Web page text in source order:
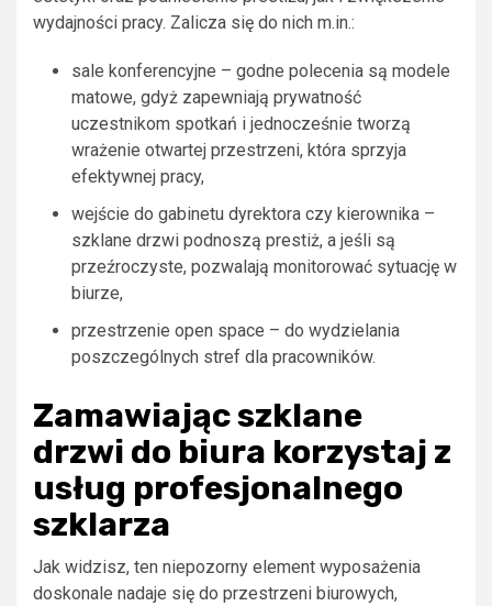
wydajności pracy. Zalicza się do nich m.in.:
sale konferencyjne – godne polecenia są modele
matowe, gdyż zapewniają prywatność
uczestnikom spotkań i jednocześnie tworzą
wrażenie otwartej przestrzeni, która sprzyja
efektywnej pracy,
wejście do gabinetu dyrektora czy kierownika –
szklane drzwi podnoszą prestiż, a jeśli są
przeźroczyste, pozwalają monitorować sytuację w
biurze,
przestrzenie open space – do wydzielania
poszczególnych stref dla pracowników.
Zamawiając szklane
drzwi do biura korzystaj z
usług profesjonalnego
szklarza
Jak widzisz, ten niepozorny element wyposażenia
doskonale nadaje się do przestrzeni biurowych,